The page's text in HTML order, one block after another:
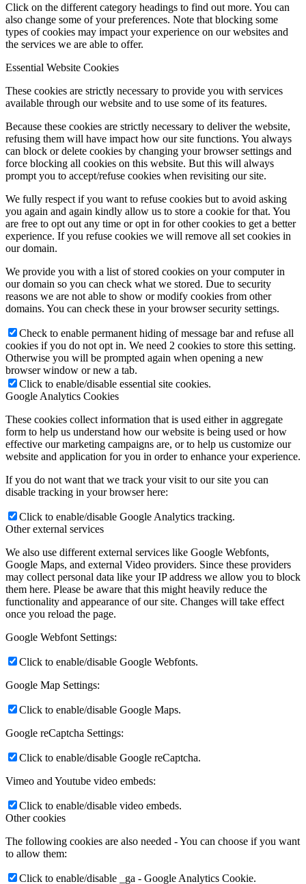
Click on the different category headings to find out more. You can
also change some of your preferences. Note that blocking some
types of cookies may impact your experience on our websites and
the services we are able to offer.
Essential Website Cookies
These cookies are strictly necessary to provide you with services
available through our website and to use some of its features.
Because these cookies are strictly necessary to deliver the website,
refusing them will have impact how our site functions. You always
can block or delete cookies by changing your browser settings and
force blocking all cookies on this website. But this will always
prompt you to accept/refuse cookies when revisiting our site.
We fully respect if you want to refuse cookies but to avoid asking
you again and again kindly allow us to store a cookie for that. You
are free to opt out any time or opt in for other cookies to get a better
experience. If you refuse cookies we will remove all set cookies in
our domain.
We provide you with a list of stored cookies on your computer in
our domain so you can check what we stored. Due to security
reasons we are not able to show or modify cookies from other
domains. You can check these in your browser security settings.
Check to enable permanent hiding of message bar and refuse all
cookies if you do not opt in. We need 2 cookies to store this setting.
Otherwise you will be prompted again when opening a new
browser window or new a tab.
Click to enable/disable essential site cookies.
Google Analytics Cookies
These cookies collect information that is used either in aggregate
form to help us understand how our website is being used or how
effective our marketing campaigns are, or to help us customize our
website and application for you in order to enhance your experience.
If you do not want that we track your visit to our site you can
disable tracking in your browser here:
Click to enable/disable Google Analytics tracking.
Other external services
We also use different external services like Google Webfonts,
Google Maps, and external Video providers. Since these providers
may collect personal data like your IP address we allow you to block
them here. Please be aware that this might heavily reduce the
functionality and appearance of our site. Changes will take effect
once you reload the page.
Google Webfont Settings:
Click to enable/disable Google Webfonts.
Google Map Settings:
Click to enable/disable Google Maps.
Google reCaptcha Settings:
Click to enable/disable Google reCaptcha.
Vimeo and Youtube video embeds:
Click to enable/disable video embeds.
Other cookies
The following cookies are also needed - You can choose if you want
to allow them:
Click to enable/disable _ga - Google Analytics Cookie.